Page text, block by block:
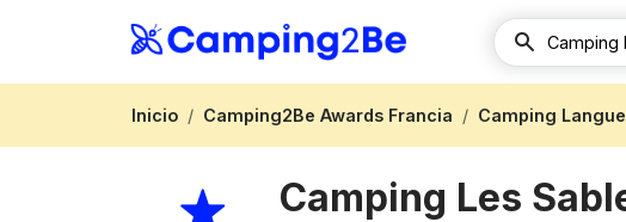
Inicio Camping2Be Awards Francia Camping
Camping Les